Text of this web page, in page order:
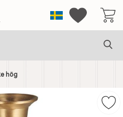
för NostalgiskaSverigeMina
hög